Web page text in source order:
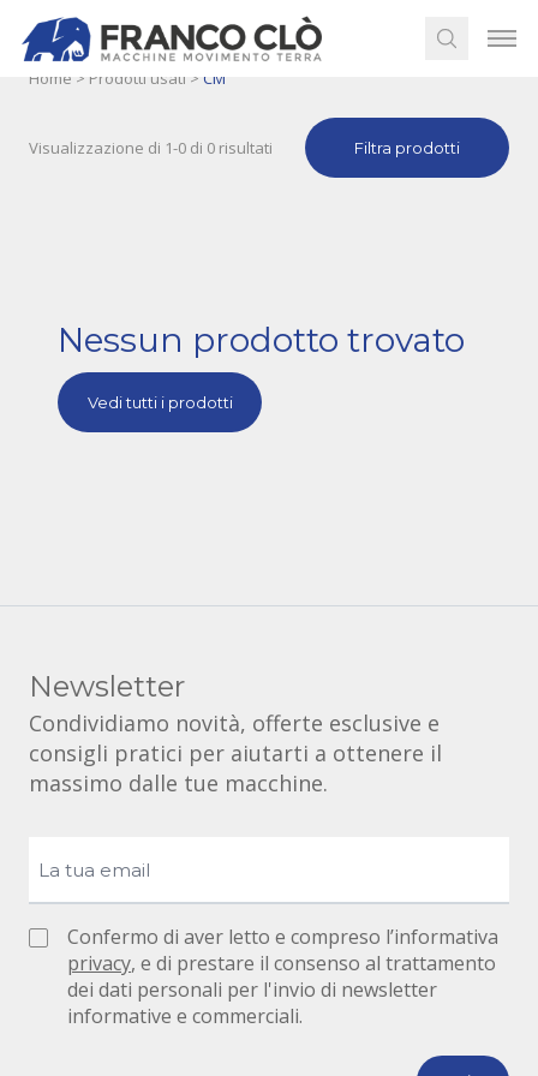
Home > Prodotti usati > CM
Visualizzazione di 1-0 di 0 risultati Filtra prodotti
Nessun prodotto trovato
Vedi tutti i prodotti
Newsletter
Condividiamo novità, offerte esclusive e
consigli pratici per aiutarti a ottenere il
massimo dalle tue macchine.
Confermo di aver letto e compreso l’informativa
privacy, e di prestare il consenso al trattamento
dei dati personali per l'invio di newsletter
informative e commerciali.